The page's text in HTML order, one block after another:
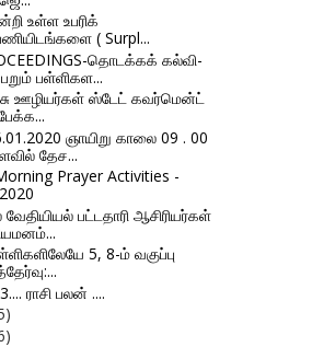
உள்ள உபரிக்
( Surpl...
தொடக்கக் கல்வி-
பள்ளிகள...
ஊழியர்கள் ஸ்டேட் கவர்மென்ட்
ஞாயிறு காலை 09 . 00
தேச...
Prayer Activities -
பட்டதாரி ஆசிரியர்கள்
5, 8-ம் வகுப்பு
ராசி பலன் ....